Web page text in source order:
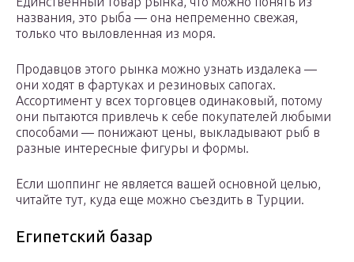
названия, это рыба — она непременно свежая,
только что выловленная из моря.
Продавцов этого рынка можно узнать издалека —
они ходят в фартуках и резиновых сапогах.
Ассортимент у всех торговцев одинаковый, потому
они пытаются привлечь к себе покупателей любыми
способами — понижают цены, выкладывают рыб в
разные интересные фигуры и формы.
Если шоппинг не является вашей основной целью,
читайте тут, куда еще можно съездить в Турции.
Египетский базар